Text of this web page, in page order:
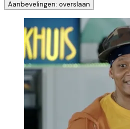
Aanbevelingen: overslaan